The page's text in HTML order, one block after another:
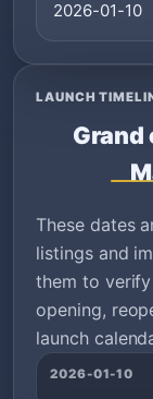
2026-01-10
LAUNCH
Grand
These dates
listings and
them to
opening,
launch
2026-01-10